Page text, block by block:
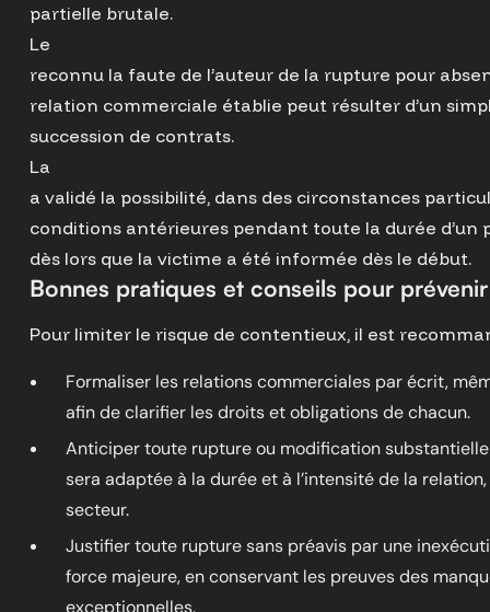
partielle brutale.
Le
reconnu la faute de l’auteur de la rupture pour
relation commerciale établie peut résulter d’un
succession de contrats.
La
a validé la possibilité, dans des circonstances
conditions antérieures pendant toute la durée d’un
dès lors que la victime a été informée dès le début.
Bonnes pratiques et conseils pour
Pour limiter le risque de contentieux, il est
Formaliser les relations commerciales par écrit,
afin de clarifier les droits et obligations de chacun.
Anticiper toute rupture ou modification
sera adaptée à la durée et à l’intensité de la
secteur.
Justifier toute rupture sans préavis par une
force majeure, en conservant les preuves des
exceptionnelles.